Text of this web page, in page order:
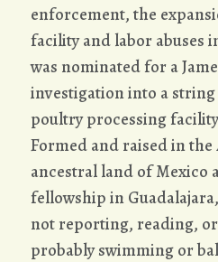
enforcement, the
facility and labor abuses
was nominated for a
investigation into a
poultry processing
Formed and raised in
ancestral land of Mexico
fellowship in
not reporting, reading,
probably swimming or